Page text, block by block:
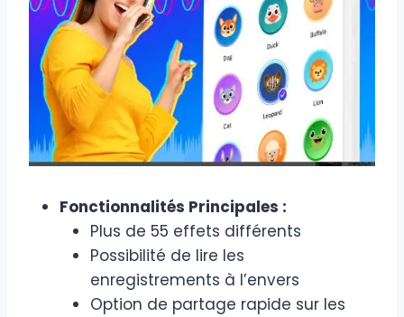
Fonctionnalités Principales :
Plus de 55 effets différents
Possibilité de lire les
enregistrements à l’envers
Option de partage rapide sur les